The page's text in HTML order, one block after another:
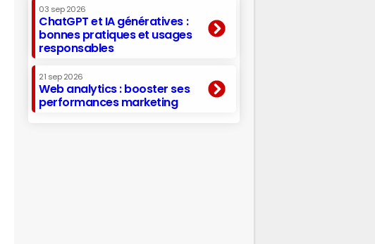
03 sep 2026
ChatGPT et IA génératives :
bonnes pratiques et usages
responsables
21 sep 2026
Web analytics : booster ses
performances marketing